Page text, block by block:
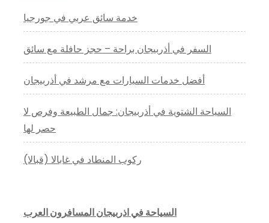
خدمة سائق عربي في جورجيا
السفر في أذربيجان براحة – حجز حافلة مع سائق
أفضل خدمات السيارات مع مرشد في أذربيجان
السياحة الشتوية في أذربيجان: جمال الطبيعة وفرص لا
حصر لها
ركوب المنطاد في غابالا (قبالا)
السياحة في اذربيجان المسافرون العرب